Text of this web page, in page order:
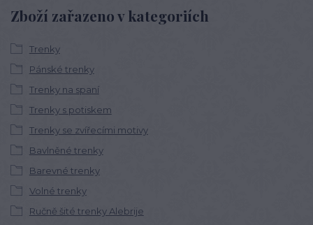
Zboží zařazeno v kategoriích
Trenky
Pánské trenky
Trenky na spaní
Trenky s potiskem
Trenky se zvířecími motivy
Bavlněné trenky
Barevné trenky
Volné trenky
Ručně šité trenky Alebrije